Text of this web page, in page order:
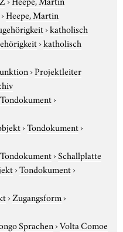
Heepe, Martin
›katholisch
›katholisch
›Projektleiter
Tondokument›
›Tondokument›
Tondokument›Schallplatte
›Tondokument›
›Zugangsform›
Sprachen›Volta Comoe